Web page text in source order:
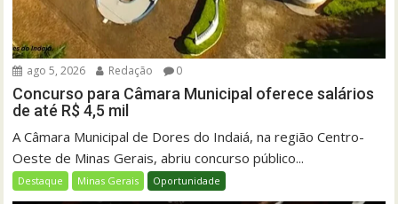
ago 5, 2026 Redação 0
Concurso para Câmara Municipal oferece salários
de até R$ 4,5 mil
A Câmara Municipal de Dores do Indaiá, na região Centro-
Oeste de Minas Gerais, abriu concurso público...
Destaque Minas Gerais Oportunidade